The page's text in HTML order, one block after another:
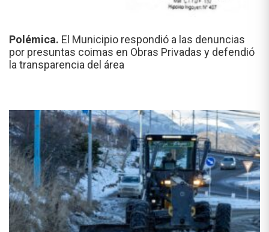
Polémica. El Municipio respondió a las denuncias
por presuntas coimas en Obras Privadas y defendió
la transparencia del área